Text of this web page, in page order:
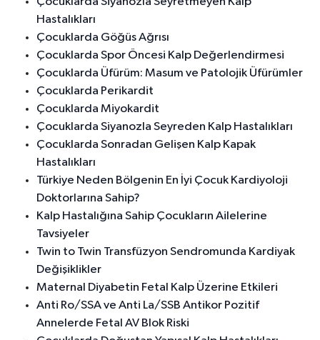
Hastalıkları
Çocuklarda Göğüs Ağrısı
Çocuklarda Spor Öncesi Kalp Değerlendirmesi
Çocuklarda Üfürüm: Masum ve Patolojik Üfürümler
Çocuklarda Perikardit
Çocuklarda Miyokardit
Çocuklarda Siyanozla Seyreden Kalp Hastalıkları
Çocuklarda Sonradan Gelişen Kalp Kapak
Hastalıkları
Türkiye Neden Bölgenin En İyi Çocuk Kardiyoloji
Doktorlarına Sahip?
Kalp Hastalığına Sahip Çocukların Ailelerine
Tavsiyeler
Twin to Twin Transfüzyon Sendromunda Kardiyak
Değişiklikler
Maternal Diyabetin Fetal Kalp Üzerine Etkileri
Anti Ro/SSA ve Anti La/SSB Antikor Pozitif
Annelerde Fetal AV Blok Riski